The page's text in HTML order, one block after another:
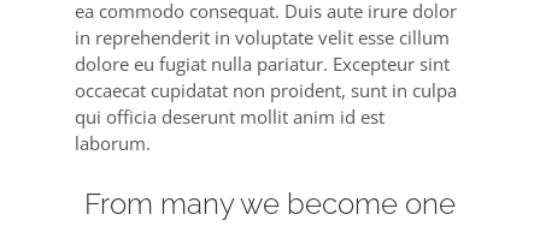
ea commodo consequat. Duis aute irure dolor
in reprehenderit in voluptate velit esse cillum
dolore eu fugiat nulla pariatur. Excepteur sint
occaecat cupidatat non proident, sunt in culpa
qui officia deserunt mollit anim id est
laborum.
From many we become one